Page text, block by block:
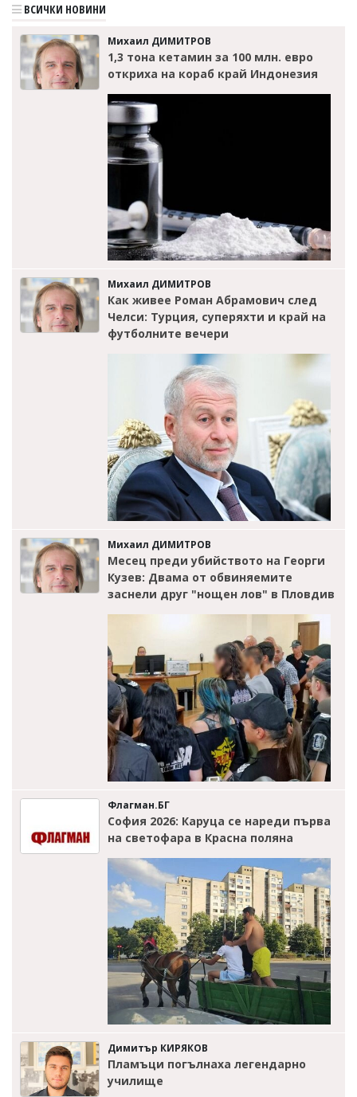
ВСИЧКИ НОВИНИ
Михаил ДИМИТРОВ
1,3 тона кетамин за 100 млн. евро
откриха на кораб край Индонезия
Михаил ДИМИТРОВ
Как живее Роман Абрамович след
Челси: Турция, суперяхти и край на
футболните вечери
Михаил ДИМИТРОВ
Месец преди убийството на Георги
Кузев: Двама от обвиняемите
заснели друг "нощен лов" в Пловдив
Флагман.БГ
София 2026: Каруца се нареди първа
на светофара в Красна поляна
Димитър КИРЯКОВ
Пламъци погълнаха легендарно
училище